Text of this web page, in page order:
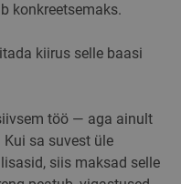
konkreetsemaks.
kiirus selle baasi
töö — aga ainult
sa suvest üle
siis maksad selle